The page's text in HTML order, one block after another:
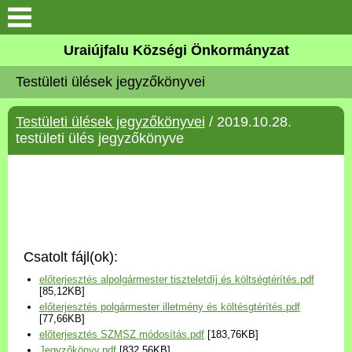
Köszöntő
Elérhetőségek
Uraiújfalu
Választási információk
Versenyképes Járások
Program
Uraiújfalu Községi Önkormányzat
Testületi ülések jegyzőkönyvei
Testületi ülések jegyzőkönyvei / 2019.10.28.
testületi ülés jegyzőkönyve
Csatolt fájl(ok):
előterjesztés alpolgármester tiszteletdíj és költségtérítés.pdf
[85,12KB]
előterjesztés polgármester illetmény és költésgtérítés.pdf
[77,66KB]
előterjesztés SZMSZ módosítás.pdf [183,76KB]